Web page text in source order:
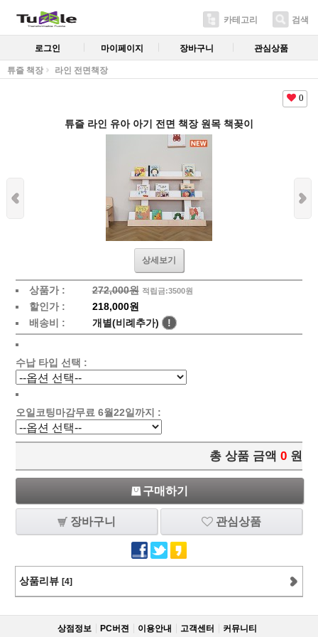
카테고리 검색
로그인 마이페이지 장바구니 관심상품
튜즐 책장 라인 전면책장
0
튜즐 라인 유아 아기 전면 책장 원목 책꽂이
상세보기
상품가 : 272,000원 적립금:3500원
할인가 :
218,000원
배송비 :
개별(비례추가) !
수납 타입 선택 :
오일코팅마감무료 6월22일까지 :
총 상품 금액 0 원
구매하기
장바구니 관심상품
상품리뷰 [4]
상점정보 PC버젼 이용안내 고객센터 커뮤니티